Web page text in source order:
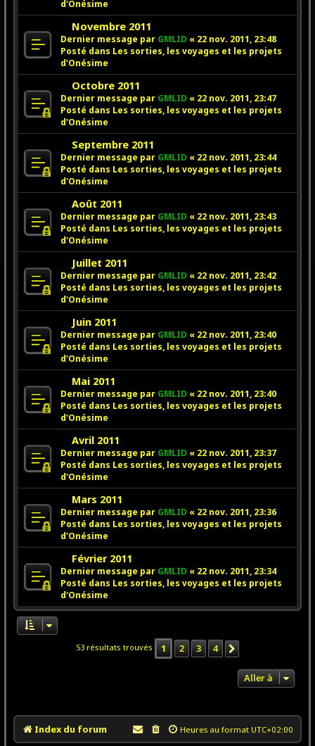
e
e
s
s
a
g
e
e
a
u
m
e
s
s
a
g
e
d'Onésime
N
o
u
v
e
a
u
m
e
s
s
a
g
e
Novembre 2011
Dernier message par GMLID « 22 nov. 2011, 23:48
Posté dans Les sorties, les voyages et les projets
d'Onésime
N
o
u
v
e
a
u
m
e
s
s
a
g
e
Octobre 2011
Dernier message par GMLID « 22 nov. 2011, 23:47
Posté dans Les sorties, les voyages et les projets
d'Onésime
N
o
u
v
e
a
u
m
e
s
s
a
g
e
Septembre 2011
Dernier message par GMLID « 22 nov. 2011, 23:44
Posté dans Les sorties, les voyages et les projets
d'Onésime
N
o
u
v
e
a
u
m
e
s
s
a
g
e
Août 2011
Dernier message par GMLID « 22 nov. 2011, 23:43
Posté dans Les sorties, les voyages et les projets
d'Onésime
N
o
u
v
e
a
u
m
e
s
s
a
g
e
Juillet 2011
Dernier message par GMLID « 22 nov. 2011, 23:42
Posté dans Les sorties, les voyages et les projets
d'Onésime
N
o
u
v
e
a
u
m
e
s
s
a
g
e
Juin 2011
Dernier message par GMLID « 22 nov. 2011, 23:40
Posté dans Les sorties, les voyages et les projets
d'Onésime
N
o
u
v
e
a
u
m
e
s
s
a
g
e
Mai 2011
Dernier message par GMLID « 22 nov. 2011, 23:40
Posté dans Les sorties, les voyages et les projets
d'Onésime
N
o
u
v
e
a
u
m
e
s
s
a
g
e
Avril 2011
Dernier message par GMLID « 22 nov. 2011, 23:37
Posté dans Les sorties, les voyages et les projets
d'Onésime
N
o
u
v
e
a
u
m
e
s
Mars 2011
Dernier message par GMLID « 22 nov. 2011, 23:36
Posté dans Les sorties, les voyages et les projets
d'Onésime
N
o
u
v
e
e
Février 2011
Dernier message par GMLID « 22 nov. 2011, 23:34
Posté dans Les sorties, les voyages et les projets
d'Onésime
53 résultats trouvés 1 2 3 4
Aller à
Index du forum Heures au format UTC+02:00